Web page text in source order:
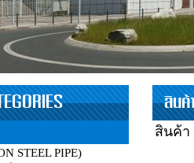
STEEL PIPE)
สินค้
สินค้า